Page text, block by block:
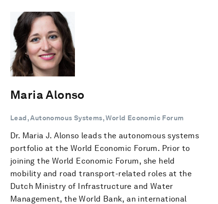
Maria Alonso
Lead, Autonomous Systems, World Economic Forum
Dr. Maria J. Alonso leads the autonomous systems
portfolio at the World Economic Forum. Prior to
joining the World Economic Forum, she held
mobility and road transport-related roles at the
Dutch Ministry of Infrastructure and Water
Management, the World Bank, an international